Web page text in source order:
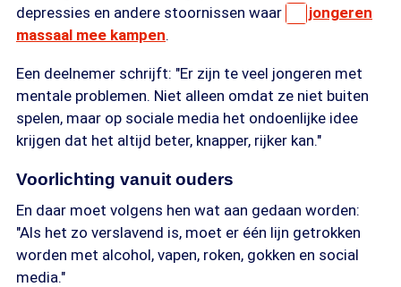
depressies en andere stoornissen waar
jongeren
massaal mee kampen.
Een deelnemer schrijft: "Er zijn te veel jongeren met
mentale problemen. Niet alleen omdat ze niet buiten
spelen, maar op sociale media het ondoenlijke idee
krijgen dat het altijd beter, knapper, rijker kan."
Voorlichting vanuit ouders
En daar moet volgens hen wat aan gedaan worden:
"Als het zo verslavend is, moet er één lijn getrokken
worden met alcohol, vapen, roken, gokken en social
media."